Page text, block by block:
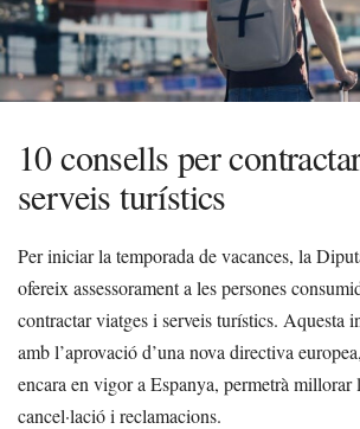
10 consells per
serveis turístics
Per iniciar la temporada de vacances, la
ofereix assessorament a les persones
contractar viatges i serveis turístics. Aquesta
amb l’aprovació d’una nova directiva
encara en vigor a Espanya, permetrà millorar
cancel·lació i reclamacions.